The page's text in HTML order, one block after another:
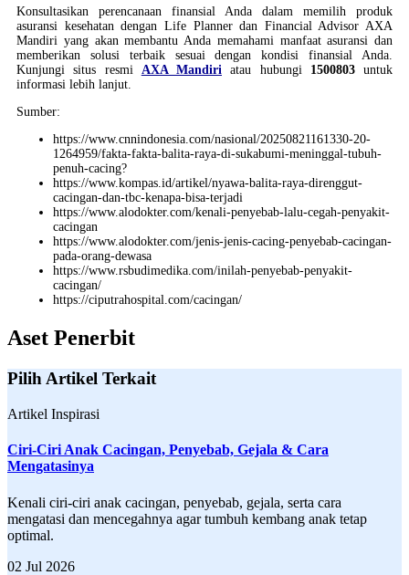
Konsultasikan perencanaan finansial Anda dalam memilih produk
asuransi kesehatan dengan Life Planner dan Financial Advisor AXA
Mandiri yang akan membantu Anda memahami manfaat asuransi dan
memberikan solusi terbaik sesuai dengan kondisi finansial Anda.
Kunjungi situs resmi AXA Mandiri atau hubungi 1500803 untuk
informasi lebih lanjut.
Sumber:
https://www.cnnindonesia.com/nasional/20250821161330-20-
1264959/fakta-fakta-balita-raya-di-sukabumi-meninggal-tubuh-
penuh-cacing?
https://www.kompas.id/artikel/nyawa-balita-raya-direnggut-
cacingan-dan-tbc-kenapa-bisa-terjadi
https://www.alodokter.com/kenali-penyebab-lalu-cegah-penyakit-
cacingan
https://www.alodokter.com/jenis-jenis-cacing-penyebab-cacingan-
pada-orang-dewasa
https://www.rsbudimedika.com/inilah-penyebab-penyakit-
cacingan/
https://ciputrahospital.com/cacingan/
Aset Penerbit
Pilih Artikel Terkait
Artikel Inspirasi
Ciri-Ciri Anak Cacingan, Penyebab, Gejala & Cara
Mengatasinya
Kenali ciri-ciri anak cacingan, penyebab, gejala, serta cara
mengatasi dan mencegahnya agar tumbuh kembang anak tetap
optimal.
02 Jul 2026